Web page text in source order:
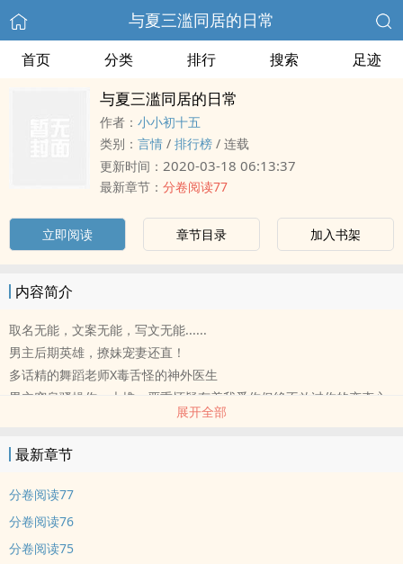
与夏三滥同居的日常
首页 分类 排行 搜索 足迹
与夏三滥同居的日常
作者： 小小初十五
类别： 言情 / 排行榜 / 连载
更新时间： 2020-03-18 06:13:37
最新章节： 分卷阅读77
立即阅读 章节目录 加入书架
内容简介
取名无能，文案无能，写文无能......
男主后期英雄，撩妹宠妻还直！
多话精的舞蹈老师X毒舌怪的神外医生
男主窒息骚操作一大堆，严重怀疑有着我爱你但绝不放过你的变态心
怼妻时他是这样:
饺子喝着烧仙草，夏医生放硬膜下血肿清除手术视频。
夏医生:很多，比如可以一个人住。
追妻时他是这样:
展开全部
最新章节
分卷阅读77
分卷阅读76
分卷阅读75